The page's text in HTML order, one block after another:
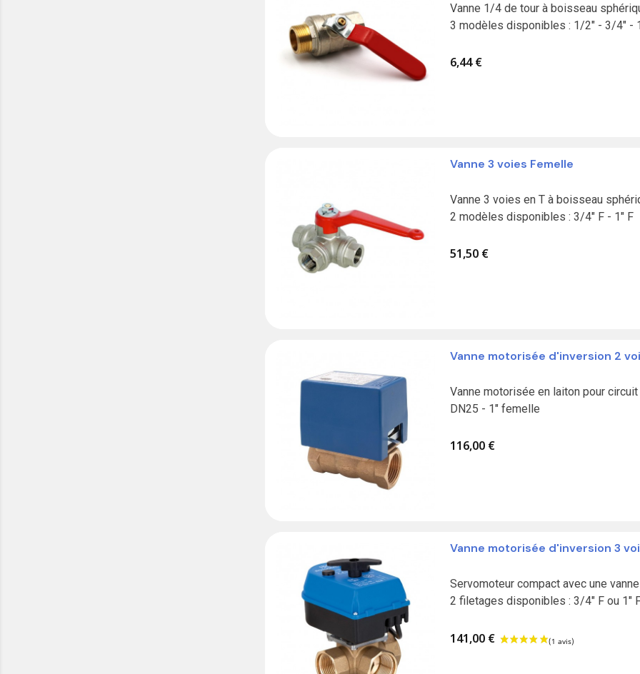
Vanne 1/4 de tour à boisseau
3 modèles disponibles : 1/2" - 3/4" -
6,44 €
Vanne 3 voies Femelle
Vanne 3 voies en T à boisseau
2 modèles disponibles : 3/4" F - 1" F
51,50 €
Vanne motorisée d'inversion 2
Vanne motorisée en laiton pour
DN25 - 1" femelle
116,00 €
Vanne motorisée d'inversion 3
Servomoteur compact avec une
2 filetages disponibles : 3/4" F ou 1"
141,00 €